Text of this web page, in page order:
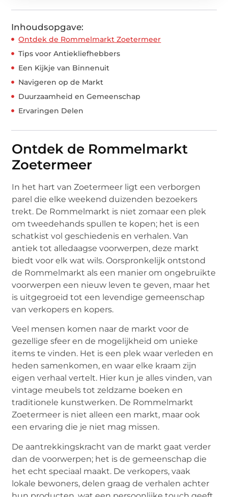
Inhoudsopgave:
Ontdek de Rommelmarkt Zoetermeer
Tips voor Antiekliefhebbers
Een Kijkje van Binnenuit
Navigeren op de Markt
Duurzaamheid en Gemeenschap
Ervaringen Delen
Ontdek de Rommelmarkt
Zoetermeer
In het hart van Zoetermeer ligt een verborgen
parel die elke weekend duizenden bezoekers
trekt. De Rommelmarkt is niet zomaar een plek
om tweedehands spullen te kopen; het is een
schatkist vol geschiedenis en verhalen. Van
antiek tot alledaagse voorwerpen, deze markt
biedt voor elk wat wils. Oorspronkelijk ontstond
de Rommelmarkt als een manier om ongebruikte
voorwerpen een nieuw leven te geven, maar het
is uitgegroeid tot een levendige gemeenschap
van verkopers en kopers.
Veel mensen komen naar de markt voor de
gezellige sfeer en de mogelijkheid om unieke
items te vinden. Het is een plek waar verleden en
heden samenkomen, en waar elke kraam zijn
eigen verhaal vertelt. Hier kun je alles vinden, van
vintage meubels tot zeldzame boeken en
traditionele kunstwerken. De Rommelmarkt
Zoetermeer is niet alleen een markt, maar ook
een ervaring die je niet mag missen.
De aantrekkingskracht van de markt gaat verder
dan de voorwerpen; het is de gemeenschap die
het echt speciaal maakt. De verkopers, vaak
lokale bewoners, delen graag de verhalen achter